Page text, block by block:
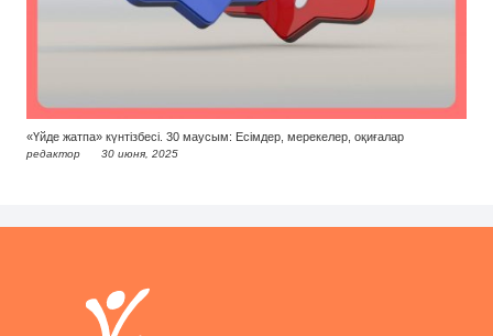
«Үйде жатпа» күнтізбесі. 30 маусым: Есімдер, мерекелер, оқиғалар
редактор 30 июня, 2025